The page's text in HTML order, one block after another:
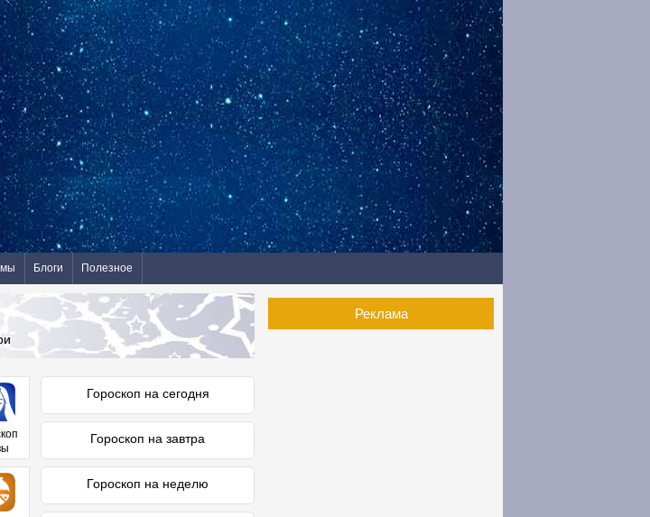
Блоги Полезное
Гороскоп на сегодня
Гороскоп на завтра
Гороскоп на неделю
Реклама